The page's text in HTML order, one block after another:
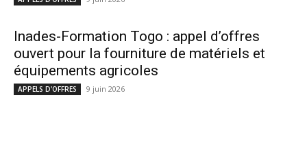
Inades-Formation Togo : appel d’offres
ouvert pour la fourniture de matériels et
équipements agricoles
APPELS D'OFFRES 9 juin 2026